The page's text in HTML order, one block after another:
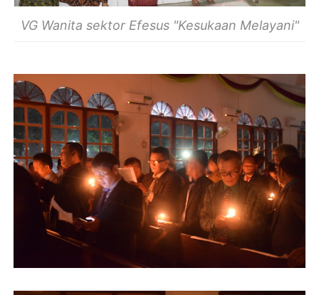
VG Wanita sektor Efesus "Kesukaan Melayani"